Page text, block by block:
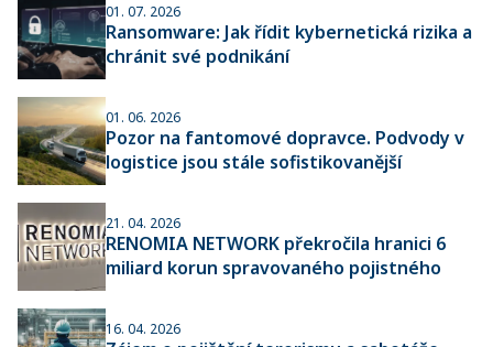
01. 07. 2026
Ransomware: Jak řídit kybernetická rizika a
chránit své podnikání
01. 06. 2026
Pozor na fantomové dopravce. Podvody v
logistice jsou stále sofistikovanější
21. 04. 2026
RENOMIA NETWORK překročila hranici 6
miliard korun spravovaného pojistného
16. 04. 2026